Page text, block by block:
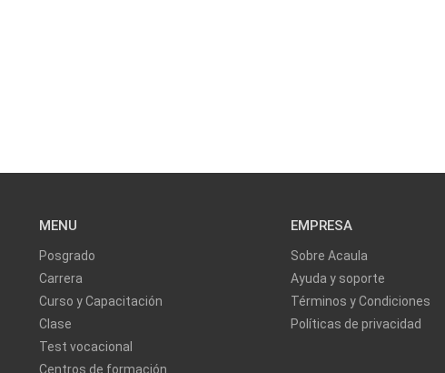
MENU
Posgrado
Carrera
Curso y Capacitación
Clase
Test vocacional
Centros de formación
EMPRESA
Sobre Acaula
Ayuda y soporte
Términos y Condiciones
Políticas de privacidad